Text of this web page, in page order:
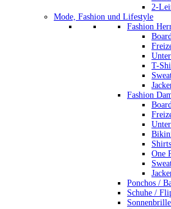
2-
Mode, Fashion und Lifestyle
Fashion
T-
Fashion
One
Ponchos /
Schuhe /